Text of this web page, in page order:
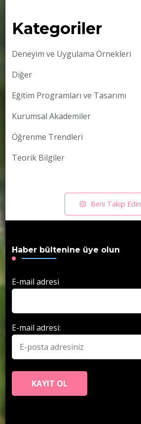
Kategoriler
Deneyim ve Uygulama Örnekleri
Diğer
Eğitim Programları ve Tasarımı
Kurumsal Akademiler
Öğrenme Trendleri
Teorik Bilgiler
Beni Takip Edin
Haber bültenine üye olun
E-mail adresi
E-mail adresi: